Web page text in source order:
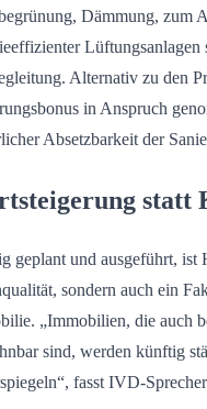
Dämmung, zum
Alternativ zu den
in Anspruch
Absetzbarkeit der
statt
geplant und ausgeführt, ist
sondern auch ein
„Immobilien, die auch
sind, werden künftig
fasst IVD-